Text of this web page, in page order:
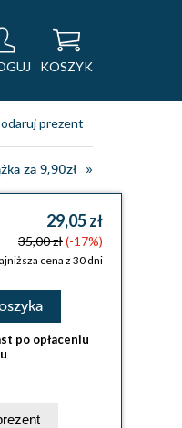
KOSZYK
prezent
za 9,90zł
29,05 zł
35,00 zł(-17%)
cena z 30 dni
po opłaceniu
na prezent